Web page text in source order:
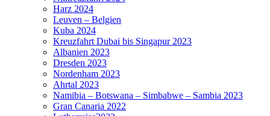
Harz 2024
Leuven – Belgien
Kuba 2024
Kreuzfahrt Dubai bis Singapur 2023
Albanien 2023
Dresden 2023
Nordenham 2023
Ahrtal 2023
Namibia – Botswana – Simbabwe – Sambia 2023
Gran Canaria 2022